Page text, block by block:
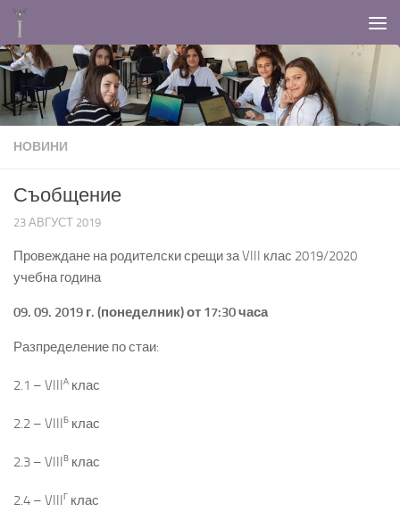
НОВИНИ
Съобщение
23 АВГУСТ 2019
Провеждане на родителски срещи за VIII клас 2019/2020
учебна година
09. 09. 2019 г. (понеделник) от 17:30 часа
Разпределение по стаи:
2.1 – VIIIА клас
2.2 – VIIIБ клас
2.3 – VIIIВ клас
2.4 – VIIIГ клас